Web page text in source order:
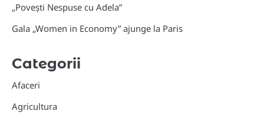
„Povești Nespuse cu Adela”
Gala „Women in Economy” ajunge la Paris
Categorii
Afaceri
Agricultura